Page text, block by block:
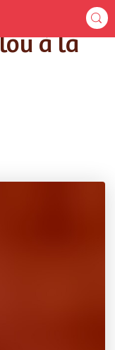
à la menthe
à la